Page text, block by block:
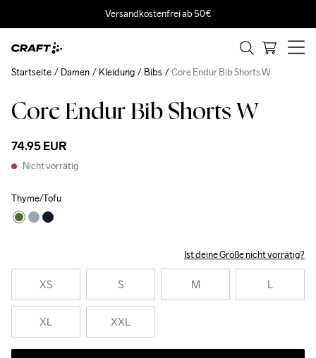
Versandkostenfrei ab 50€
Core Endur Bib Shorts W
74.95 EUR
Nicht vorrätig
Thyme/Tofu
Ist deine Größe nicht vorrätig?
XS S M L
XL XXL
Startseite Damen Kleidung Bibs Core Endur Bib Shorts W